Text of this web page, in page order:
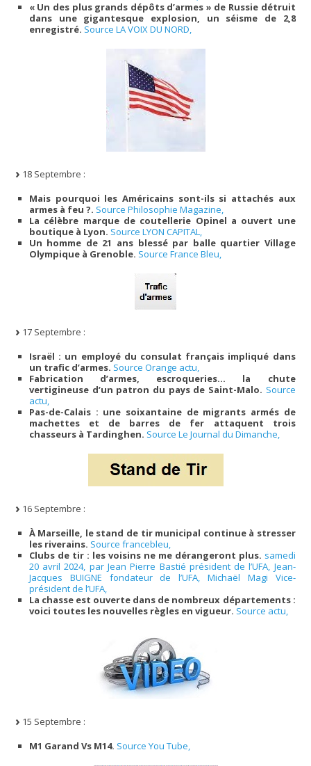
« Un des plus grands dépôts d’armes » de Russie détruit
dans une gigantesque explosion, un séisme de 2,8
enregistré. Source LA VOIX DU NORD,
18 Septembre :
Mais pourquoi les Américains sont-ils si attachés aux
armes à feu ?. Source Philosophie Magazine,
La célèbre marque de coutellerie Opinel a ouvert une
boutique à Lyon. Source LYON CAPITAL,
Un homme de 21 ans blessé par balle quartier Village
Olympique à Grenoble. Source France Bleu,
17 Septembre :
Israël : un employé du consulat français impliqué dans
un trafic d’armes. Source Orange actu,
Fabrication d’armes, escroqueries… la chute
vertigineuse d’un patron du pays de Saint-Malo. Source
actu,
Pas-de-Calais : une soixantaine de migrants armés de
machettes et de barres de fer attaquent trois
chasseurs à Tardinghen. Source Le Journal du Dimanche,
16 Septembre :
À Marseille, le stand de tir municipal continue à stresser
les riverains. Source francebleu,
Clubs de tir : les voisins ne me dérangeront plus. samedi
20 avril 2024, par Jean Pierre Bastié président de l’UFA, Jean-
Jacques BUIGNE fondateur de l’UFA, Michaël Magi Vice-
président de l’UFA,
La chasse est ouverte dans de nombreux départements :
voici toutes les nouvelles règles en vigueur. Source actu,
15 Septembre :
M1 Garand Vs M14. Source You Tube,